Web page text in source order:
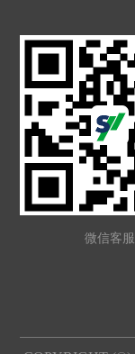
微信客服